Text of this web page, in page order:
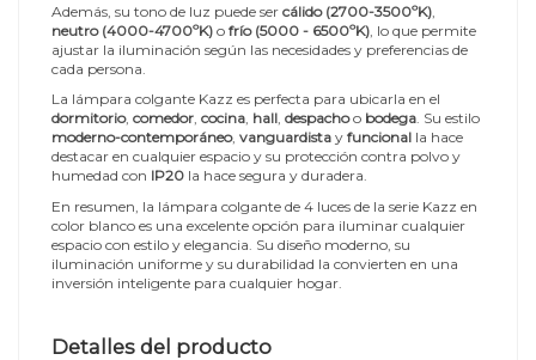
Además, su tono de luz puede ser cálido (2700-3500ºK)
neutro (4000-4700ºK) o frío (5000 - 6500ºK) , lo que permite
ajustar la iluminación según las necesidades y preferencias de
cada persona.
La lámpara colgante Kazz es perfecta para ubicarla en el
dormitorio, comedor, cocina, hall, despachoo bodega. Su estilo
moderno-contemporáneo, vanguardista y funcional la hace
destacar en cualquier espacio y su protección contra polvo y
humedad con IP20 la hace segura y duradera.
En resumen, la lámpara colgante de 4 luces de la serie Kazz en
color blanco es una excelente opción para iluminar cualquier
espacio con estilo y elegancia. Su diseño moderno, su
iluminación uniforme y su durabilidad la convierten en una
inversión inteligente para cualquier hogar.
Detalles del producto